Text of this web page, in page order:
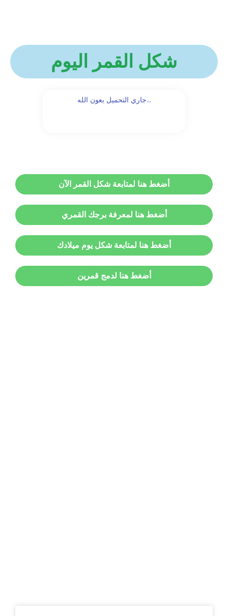
شكل القمر اليوم
...جاري التحميل بعون الله
أضغط هنا لمتابعة شكل القمر الآن
أضغط هنا لمعرفة برجك القمري
أضغط هنا لمتابعة شكل يوم ميلادك
أضغط هنا لدمج قمرين